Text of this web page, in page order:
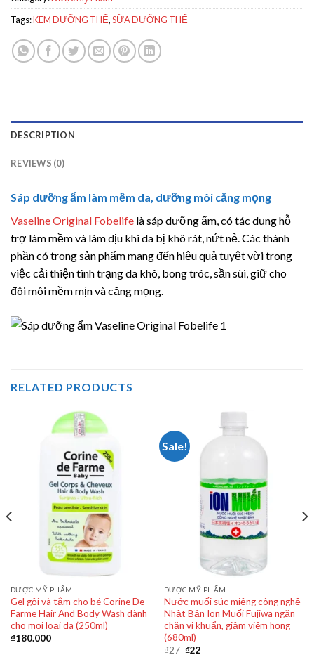
Tags:KEM DƯỠNG THỂ,SỮA DƯỠNG THỂ
DESCRIPTION
REVIEWS (0)
Sáp dưỡng ẩm làm mềm da, dưỡng môi căng mọng
Vaseline Original Fobelife là sáp dưỡng ẩm, có tác dụng hỗ
trợ làm mềm và làm dịu khi da bị khô rát, nứt nẻ. Các thành
phần có trong sản phẩm mang đến hiệu quả tuyệt vời trong
việc cải thiện tình trạng da khô, bong tróc, sần sùi, giữ cho
đôi môi mềm mịn và căng mọng.
RELATED PRODUCTS
DƯỢC MỸ PHẨM
Gel gội và tắm cho bé Corine De
Farme Hair And Body Wash dành
cho mọi loại da (250ml)
₫180.000
Sale!
DƯỢC MỸ PHẨM
Nước muối súc miệng công nghệ
Nhật Bản Ion Muối Fujiwa ngăn
chặn vi khuẩn, giảm viêm họng
(680ml)
₫27 ₫22